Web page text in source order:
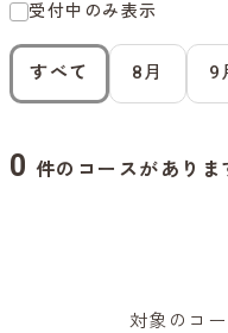
受付中のみ表示
すべて 8月 9
0 件のコースがありま
対象のコ